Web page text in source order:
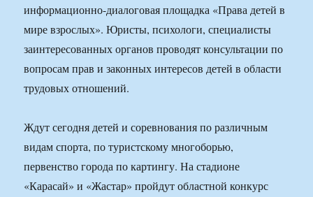
информационно-диалоговая площадка «Права детей в
мире взрослых». Юристы, психологи, специалисты
заинтересованных органов проводят консультации по
вопросам прав и законных интересов детей в области
трудовых отношений.
Ждут сегодня детей и соревнования по различным
видам спорта, по туристскому многоборью,
первенство города по картингу. На стадионе
«Карасай» и «Жастар» пройдут областной конкурс